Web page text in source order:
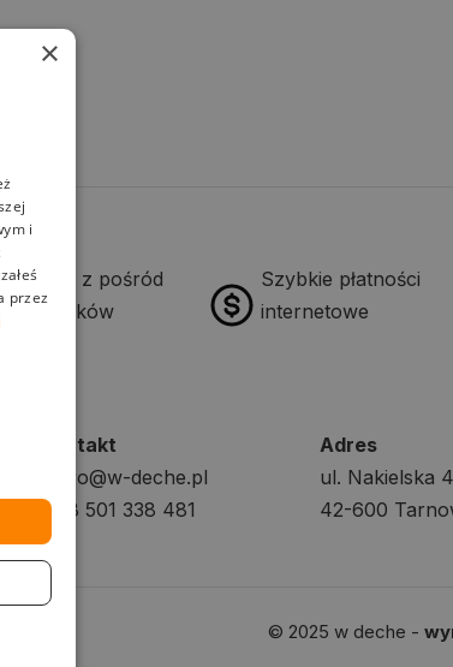
z pośród
Szybkie płatności
internetowe
Kontakt
biuro@w-deche.pl
+48 501 338 481
Adres
ul. Nakielska
42-600
© 2025 w deche -
×
i
przez